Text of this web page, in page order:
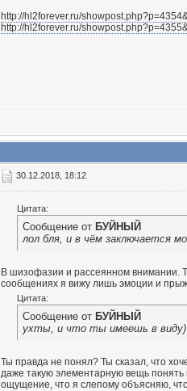
http://hl2forever.ru/
http://hl2forever.ru/
30.12.2018, 18:12
Цитата:
Сообщение от БУЙНЫЙ
лол бля, и в чём заключается
В шизофазии и рассеянном внимании.
сообщениях я вижу лишь эмоции и
Цитата:
Сообщение от БУЙНЫЙ
ухты, и что ты имеешь в
Ты правда не понял? Ты сказал, что
даже такую элементарную вещь
ощущение, что я слепому объясняю,